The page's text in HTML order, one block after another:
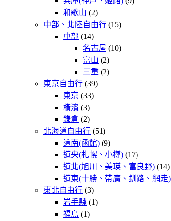
和歌山 (2)
中部、北陸自由行 (15)
中部 (14)
名古屋 (10)
富山 (2)
三重 (2)
東京自由行 (39)
東京 (33)
橫濱 (3)
鎌倉 (2)
北海道自由行 (51)
道南(函館) (9)
道央(札幌、小樽) (17)
道北(旭川、美瑛、富良野) (14)
道東(十勝、帶廣、釧路、網走)
東北自由行 (3)
岩手縣 (1)
福島 (1)